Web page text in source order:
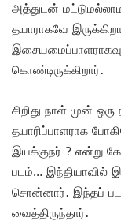
அத்துடன்
தயாராகவே
கொண்டிருக்கிறார்.
சிறிது நாள் முன்
தயாரிப்பாளராக
இயக்குநர் ? என்று
படம்… இந்தியாவில்
சொன்னார். இந்தப்
வைத்திருந்தார்.